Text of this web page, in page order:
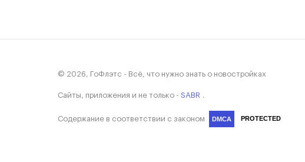
© 2026, ГоФлэтс - Всё, что нужно знать о новостройках
Сайты, приложения и не только - SABR .
Содержание в соответствии с законом DMCA PROTECTED